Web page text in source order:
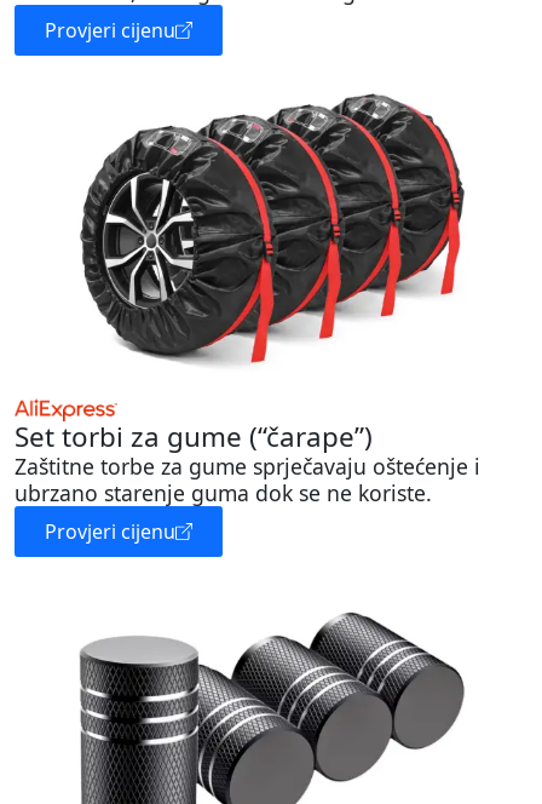
Provjeri cijenu
Set torbi za gume (“čarape”)
Zaštitne torbe za gume sprječavaju oštećenje i
ubrzano starenje guma dok se ne koriste.
Provjeri cijenu